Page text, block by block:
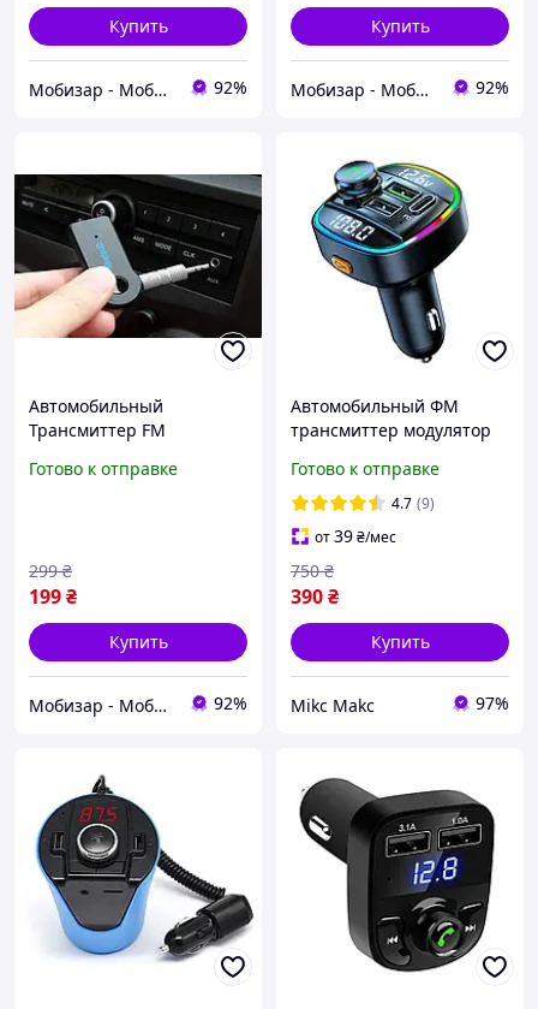
Купить
Мобизар - Мобильный Заряд 92%
Купить
Мобизар - Мобильный Заряд 92%
Автомобильный
Трансмиттер FM
Аукс Блютуз
Готово к отправке
199₴
299 ₴
Купить
Мобизар - Мобильный Заряд 92%
Автомобильный ФМ
трансмиттер модулятор
зарядки PD QC3.0
2хUSB+Type C с
подсветкой
Готово к отправке
4.7 (9)
от39₴/мес
390₴
750 ₴
Купить
Mikc Makc 97%